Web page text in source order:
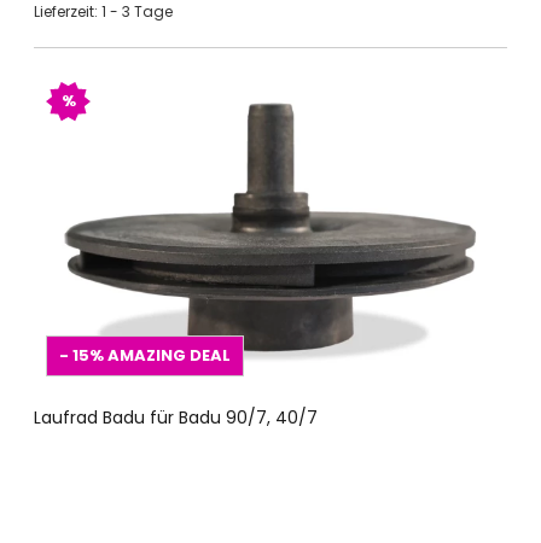
Lieferzeit: 1 - 3 Tage
%
- 15%AMAZING DEAL
Laufrad Badu für Badu 90/7, 40/7